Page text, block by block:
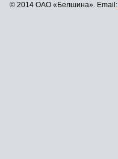
© 2014 ОАО «Белшина». Email: